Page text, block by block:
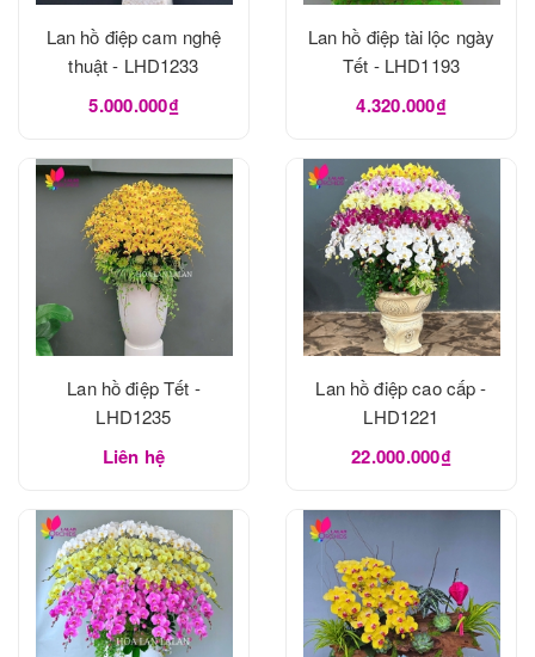
Lan hồ điệp cam nghệ
thuật - LHD1233
5.000.000₫
Lan hồ điệp tài lộc ngày
Tết - LHD1193
4.320.000₫
Lan hồ điệp Tết -
LHD1235
Liên hệ
Lan hồ điệp cao cấp -
LHD1221
22.000.000₫